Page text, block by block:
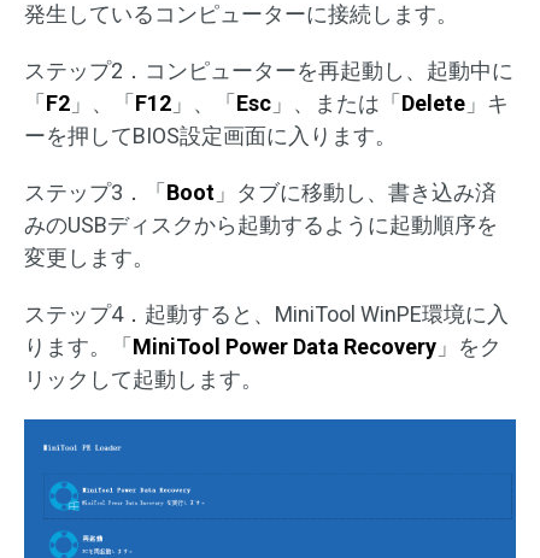
発生しているコンピューターに接続します。
ステップ2．コンピューターを再起動し、起動中に
「 F2 」、「 F12 」、「 Esc 」、または「 Delete 」キ
ーを押してBIOS設定画面に入ります。
ステップ3．「 Boot 」タブに移動し、書き込み済
みのUSBディスクから起動するように起動順序を
変更します。
ステップ4．起動すると、MiniTool WinPE環境に入
ります。「 MiniTool Power Data Recovery 」をク
リックして起動します。